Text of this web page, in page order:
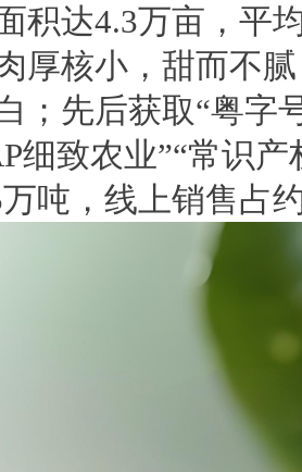
积达4.3万亩，平
厚核小，甜而不
；先后获取“粤字
细致农业”“常识
吨，线上销售占